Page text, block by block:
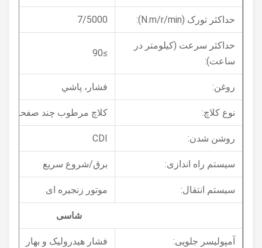
حداکثر تورک (N.m/r/min): 7/5000
حداکثر سرعت (کیلومتر در
ساعت):
روغن: فشار، پاشي
نوع کلاچ: کلاچ مرطوب چند صفحه ای
روشن شدن:
سیستم راه اندازی: برق/شروع سریع
سیستم انتقال: موتور زنجیره ای
شاسی
آمپولیسر جلویی: فشار هیدرولیک و بهار